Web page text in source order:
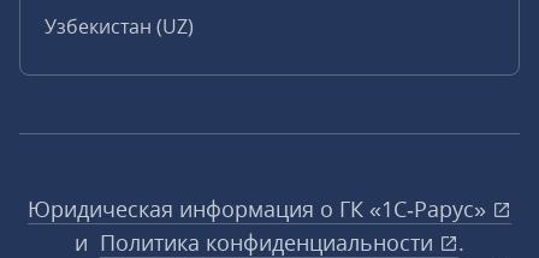
Узбекистан (UZ)
Юридическая информация о ГК «1С‑Рарус»
и Политика конфиденциальности
.